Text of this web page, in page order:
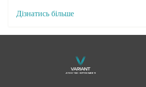
Дізнатись більше